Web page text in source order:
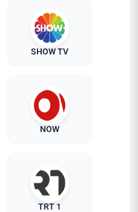
SHOW TV
NOW
TRT 1